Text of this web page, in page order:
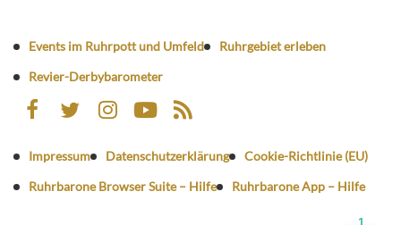
Events im Ruhrpott und Umfeld
Ruhrgebiet erleben
Revier-Derbybarometer
Impressum Datenschutzerklärung
Cookie-Richtlinie (EU)
Ruhrbarone Browser Suite – Hilfe
Ruhrbarone App – Hilfe